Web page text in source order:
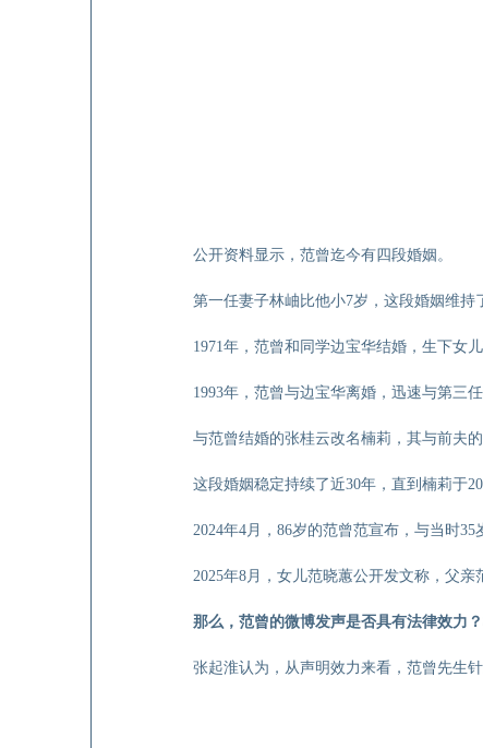
公开资料显示，范曾迄今有四段婚姻。
第一任妻子林岫比他小7岁，这段婚姻维持
1971年，范曾和同学边宝华结婚，生下女儿
1993年，范曾与边宝华离婚，迅速与第三
与范曾结婚的张桂云改名楠莉，其与前夫
这段婚姻稳定持续了近30年，直到楠莉于
2024年4月，86岁的范曾范宣布，与当时35
2025年8月，女儿范晓蕙公开发文称，父
那么，范曾的微博发声是否具有法律效力
张起淮认为，从声明效力来看，范曾先生